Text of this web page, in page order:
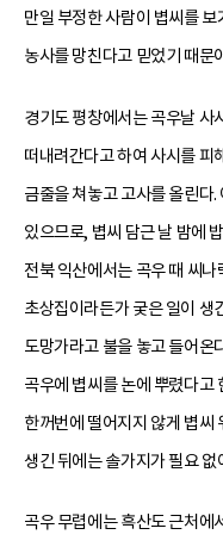
만일 부정한 사람이 볍씨를
농사를 망친다고 믿었기 때문
경기도 평창에서는 곡우날
떠내려간다고 하여 사시를 피
금줄을 쳐놓고 고사를 올린다
있으므로, 볍씨 담근 날 밤에
전북 익산에서는 곡우 때 씨
초상집이라든가 궂은 일이 생
도망가라고 불을 놓고 들어온
곡우에 볍씨를 논에 뿌렸다고
한꺼번에 떨어지지 않게 볍씨
생긴 뒤에는 솔가지가 필요 없
곡우 무렵에는 흑산도 근처에